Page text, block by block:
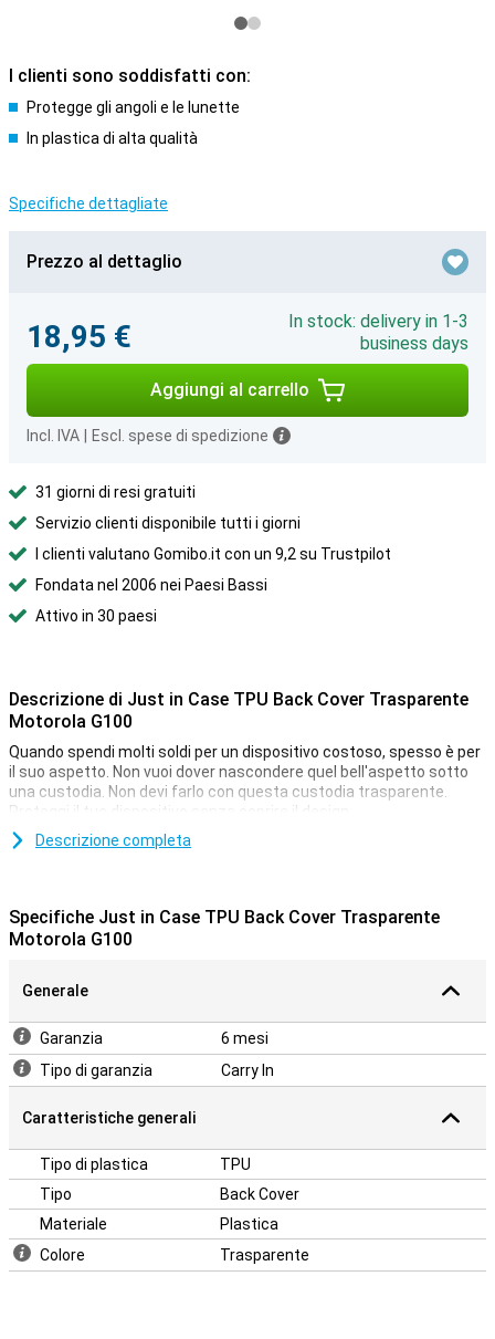
I clienti sono soddisfatti con:
Protegge gli angoli e le lunette
In plastica di alta qualità
Specifiche dettagliate
Prezzo al dettaglio
18,95 €
In stock: delivery in 1-3
business days
Aggiungi al carrello
Incl. IVA Escl. spese di spedizione
31 giorni di resi gratuiti
Servizio clienti disponibile tutti i giorni
I clienti valutano Gomibo.it con un 9,2 su Trustpilot
Fondata nel 2006 nei Paesi Bassi
Attivo in 30 paesi
Descrizione di Just in Case TPU Back Cover Trasparente
Motorola G100
Quando spendi molti soldi per un dispositivo costoso, spesso è per
il suo aspetto. Non vuoi dover nascondere quel bell'aspetto sotto
una custodia. Non devi farlo con questa custodia trasparente.
Proteggi il tuo dispositivo senza coprire il design.
Il TPU è una plastica che garantisce al tuo telefono la massima
custodia intorno al tuo Moto G100!
Descrizione completa
Specifiche Just in Case TPU Back Cover Trasparente
Motorola G100
Generale
Garanzia
6 mesi
Tipo di garanzia
Carry In
Caratteristiche generali
Tipo di plastica
TPU
Tipo
Back Cover
Materiale
Plastica
Colore
Trasparente